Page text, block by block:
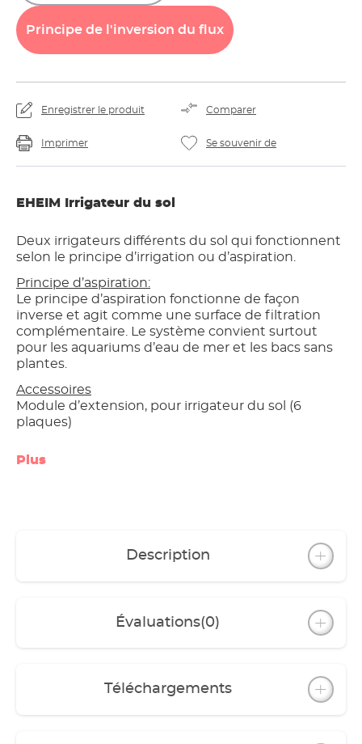
Principe de l'inversion du flux
Enregistrer le produit Comparer
Imprimer Se souvenir de
EHEIM Irrigateur du sol
Deux irrigateurs différents du sol qui fonctionnent
selon le principe d’irrigation ou d’aspiration.
Principe d’aspiration:
Le principe d’aspiration fonctionne de façon
inverse et agit comme une surface de filtration
complémentaire. Le système convient surtout
pour les aquariums d’eau de mer et les bacs sans
plantes.
Accessoires
Module d’extension, pour irrigateur du sol (6
plaques)
Plus
Description
Évaluations(0)
Téléchargements